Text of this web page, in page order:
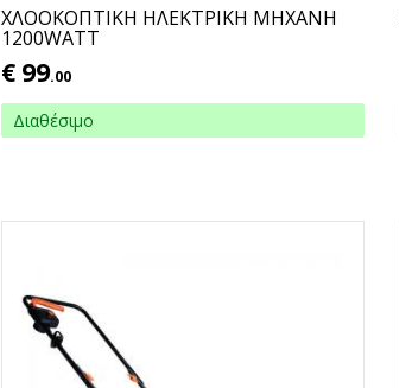
ΧΛΟΟΚΟΠΤΙΚΗ ΗΛΕΚΤΡΙΚΗ ΜΗΧΑΝΗ
1200WATT
€ 99.00
Διαθέσιμο